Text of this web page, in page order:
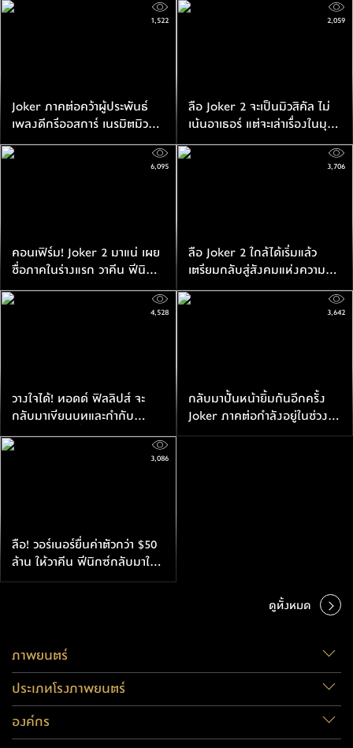
Joker ภาคต่อคว้าผู้ประพันธ์
เพลงดีกรีออสการ์ เนรมิตมิวสิคั
ลแห่งความบ้าคลั่ง
1,522
ลือ Joker 2 จะเป็นมิวสิคัล ไม่
เน้นอาเธอร์ แต่จะเล่าเรื่องในมุม
ของฮาร์ลีย์ ควินน์แทน
2,059
คอนเฟิร์ม! Joker 2 มาแน่ เผย
ชื่อภาคในร่างแรก วาคีน ฟีนิกซ์
เริ่มอ่านบทแล้ว
6,095
ลือ Joker 2 ใกล้ได้เริ่มแล้ว
เตรียมกลับสู่สังคมแห่งความบ้า
คลั่งของตัวตลกแห่งก็อตแธม
3,706
วางใจได้! ทอดด์ ฟิลลิปส์ จะ
กลับมาเขียนบทและกำกับ
Joker 2 อีกครั้ง
4,528
กลับมาปั้นหน้ายิ้มกันอีกครั้ง
Joker ภาคต่อกำลังอยู่ในช่วง
พัฒนางานสร้าง
3,642
ลือ! วอร์เนอร์ยื่นค่าตัวกว่า $50
ล้าน ให้วาคีน ฟีนิกซ์กลับมาใน
Joker ภาคต่อ
3,086
ดูทั้งหมด
ภาพยนตร์
ประเภทโรงภาพยนตร์
องค์กร